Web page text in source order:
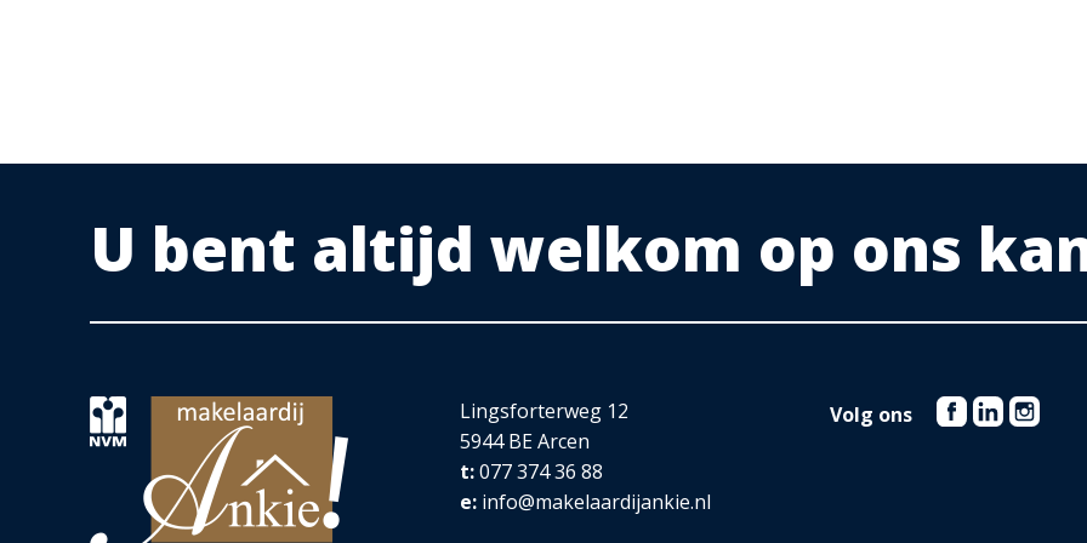
Zwembad en zwemvijver. Grote speeltuin en kinderboerderij.
OVERIGE KENMERKEN VAN DE OMGEVING:
Lekker wandelen aan de promenade van de Maas of gewoon even lekker zitten genieten van de rust.
Ten Oosten van Arcen ligt een prachtige stuk bosgebied. Het beheer van dit gebied ligt bij het Limburgs
landschap.
Duitsland als ook België.
De dorpskern van Arcen is een belevenis op zich. U treft er verschillende restaurants en de befaamde ijssalon
mag niet ontbreken. Kortom het is er heerlijk toeven. Bovendien zijn er verder o.a. te vinden een bakker,
accessoire winkels, kunstgalerie, kantoor- boekhandel, bloemenzaak, huishoudartikelen/witgoed en een fietsen
speciaalzaak gelegen.
U bent altijd welkom op ons
Lingsforterweg 12
5944 BE Arcen
t:077 374 36 88
e: info@makelaardijankie.nl
Volg ons